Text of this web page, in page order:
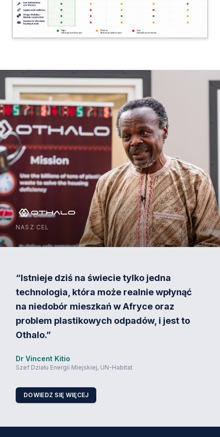
NASZ CEL
“Istnieje dziś na świecie tylko jedna
technologia, która może realnie wpłynąć
na niedobór mieszkań w Afryce oraz
problem plastikowych odpadów, i jest to
Othalo.”
Dr Vincent Kitio
Szef Działu Energii Miejskiej, UN-Habitat
DOWIEDZ SIĘ WIĘCEJ